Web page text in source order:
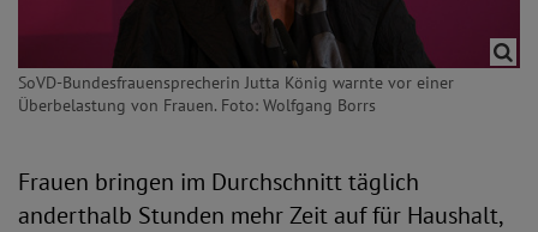
SoVD-Bundesfrauensprecherin Jutta König warnte vor einer
Überbelastung von Frauen. Foto: Wolfgang Borrs
Frauen bringen im Durchschnitt täglich
anderthalb Stunden mehr Zeit auf für Haushalt,